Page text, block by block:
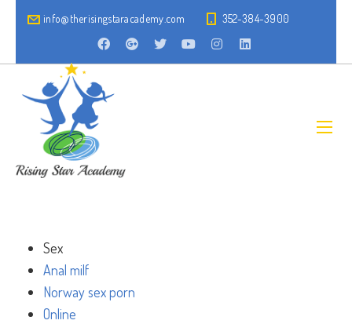
info@therisingstaracademy.com 352-384-3900
Sex
Anal milf
Norway sex porn
Online